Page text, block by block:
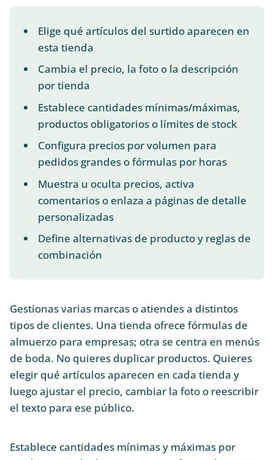
Elige qué artículos del surtido aparecen en
esta tienda
Cambia el precio, la foto o la descripción
por tienda
Establece cantidades mínimas/máximas,
productos obligatorios o límites de stock
Configura precios por volumen para
pedidos grandes o fórmulas por horas
Muestra u oculta precios, activa
comentarios o enlaza a páginas de detalle
personalizadas
Define alternativas de producto y reglas de
combinación
Gestionas varias marcas o atiendes a distintos
tipos de clientes. Una tienda ofrece fórmulas de
almuerzo para empresas; otra se centra en menús
de boda. No quieres duplicar productos. Quieres
elegir qué artículos aparecen en cada tienda y
luego ajustar el precio, cambiar la foto o reescribir
el texto para ese público.
Establece cantidades mínimas y máximas por